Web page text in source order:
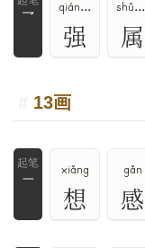
乛
qiáng、qiǎng、jiàng
强
shǔ、zhǔ
属
13画
一
xiǎng
想
gǎn
感